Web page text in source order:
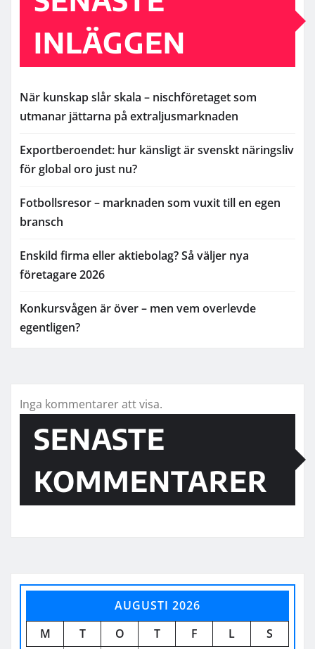
INLÄGGEN
När kunskap slår skala – nischföretaget som
utmanar jättarna på extraljusmarknaden
Exportberoendet: hur känsligt är svenskt näringsliv
för global oro just nu?
Fotbollsresor – marknaden som vuxit till en egen
bransch
Enskild firma eller aktiebolag? Så väljer nya
företagare 2026
Konkursvågen är över – men vem overlevde
egentligen?
Inga kommentarer att visa.
SENASTE
KOMMENTARER
AUGUSTI 2026
M
T O T F L
S